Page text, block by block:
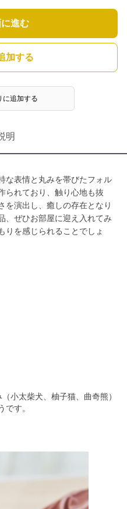
進む
加する
に追加する
明
な表情と丸みを帯びたフォル
られており、触り心地も抜
を演出し、癒しの存在となり
、ぜひお部屋に迎え入れてみ
りを感じられることでしょ
小太柴犬、柚子猫、曲奇熊）
です。